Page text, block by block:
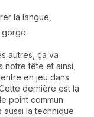
la langue,
autres, ça va
tête et ainsi,
en jeu dans
dernière est la
point commun
aussi la technique